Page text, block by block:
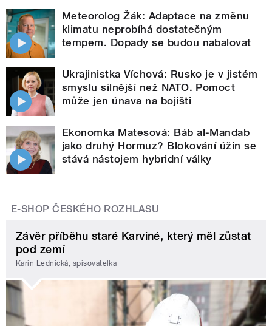
Meteorolog Žák: Adaptace na změnu
klimatu neprobíhá dostatečným
tempem. Dopady se budou nabalovat
Ukrajinistka Víchová: Rusko je v jistém
smyslu silnější než NATO. Pomoct
může jen únava na bojišti
Ekonomka Matesová: Báb al-Mandab
jako druhý Hormuz? Blokování úžin se
stává nástojem hybridní války
E-SHOP ČESKÉHO ROZHLASU
Závěr příběhu staré Karviné, který měl zůstat
pod zemí
Karin Lednická, spisovatelka